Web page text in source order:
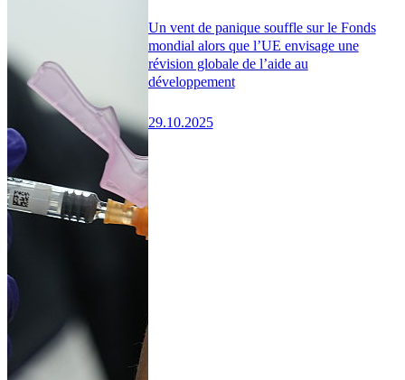
Un vent de panique souffle sur le Fonds
mondial alors que l’UE envisage une
révision globale de l’aide au
développement
29.10.2025